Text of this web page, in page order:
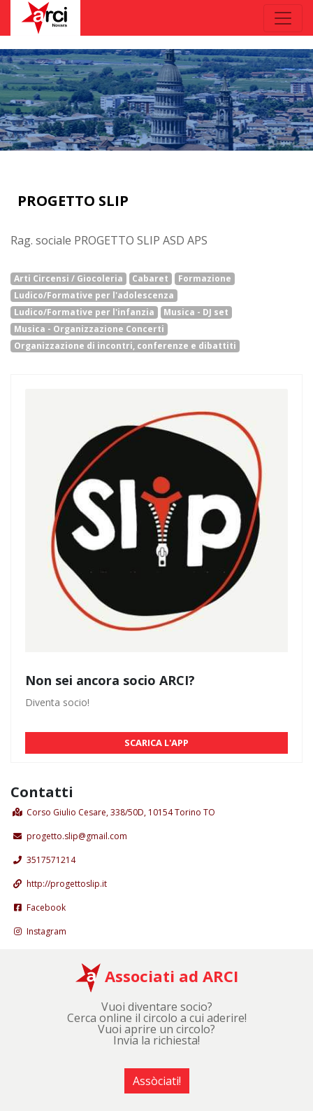
PROGETTO SLIP
Rag. sociale PROGETTO SLIP ASD APS
Arti Circensi / Giocoleria Cabaret
Formazione
Ludico/Formative per l'adolescenza
Ludico/Formative per l'infanzia
Musica - DJ set
Musica - Organizzazione Concerti
Organizzazione di incontri, conferenze e dibattiti
Non sei ancora socio ARCI?
Diventa socio!
SCARICA L'APP
Contatti
Corso Giulio Cesare, 338/50D, 10154 Torino TO
progetto.slip@gmail.com
3517571214
http://progettoslip.it
Facebook
Instagram
Associati ad ARCI
Vuoi diventare socio?
Cerca online il circolo a cui aderire!
Vuoi aprire un circolo?
Invia la richiesta!
Assòciati!